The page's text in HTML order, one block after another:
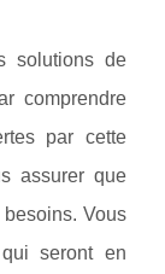
solutions de
comprendre
par cette
assurer que
Vous
seront en